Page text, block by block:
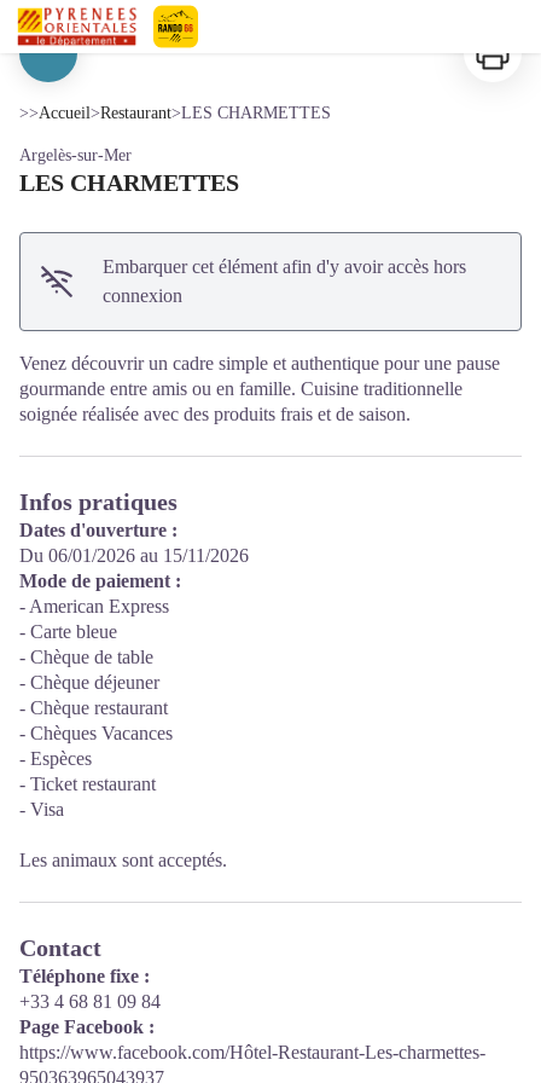
LES CHARMETTES
>>Accueil>Restaurant>LES CHARMETTES
Argelès-sur-Mer
LES CHARMETTES
Embarquer cet élément afin d'y avoir accès hors
connexion
Venez découvrir un cadre simple et authentique pour une pause
gourmande entre amis ou en famille. Cuisine traditionnelle
soignée réalisée avec des produits frais et de saison.
Infos pratiques
Dates d'ouverture :
Du 06/01/2026 au 15/11/2026
Mode de paiement :
- American Express
- Carte bleue
- Chèque de table
- Chèque déjeuner
- Chèque restaurant
- Chèques Vacances
- Espèces
- Ticket restaurant
- Visa
Les animaux sont acceptés.
Contact
Téléphone fixe :
+33 4 68 81 09 84
Page Facebook :
https://www.facebook.com/Hôtel-Restaurant-Les-charmettes-
950363965043937